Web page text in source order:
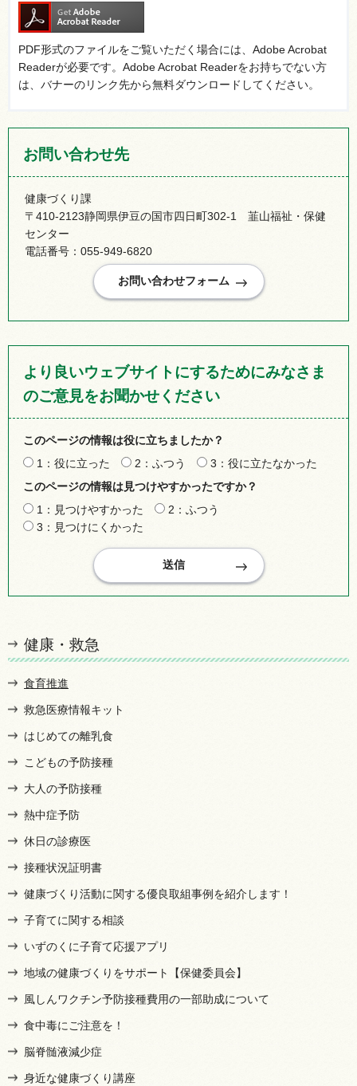
PDF形式のファイルをご覧いただく場合には、Adobe Acrobat
Readerが必要です。Adobe Acrobat Readerをお持ちでない方
は、バナーのリンク先から無料ダウンロードしてください。
お問い合わせ先
健康づくり課
〒410-2123静岡県伊豆の国市四日町302-1 韮山福祉・保健
センター
電話番号：055-949-6820
より良いウェブサイトにするためにみなさま
のご意見をお聞かせください
このページの情報は役に立ちましたか？
1：役に立った
2：ふつう
3：役に立たなかった
このページの情報は見つけやすかったですか？
1：見つけやすかった
2：ふつう
3：見つけにくかった
健康・救急
食育推進
救急医療情報キット
はじめての離乳食
こどもの予防接種
大人の予防接種
熱中症予防
休日の診療医
接種状況証明書
健康づくり活動に関する優良取組事例を紹介します！
子育てに関する相談
いずのくに子育て応援アプリ
地域の健康づくりをサポート【保健委員会】
風しんワクチン予防接種費用の一部助成について
食中毒にご注意を！
脳脊髄液減少症
身近な健康づくり講座